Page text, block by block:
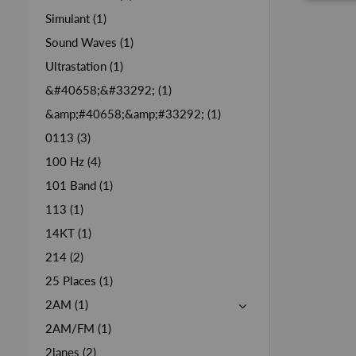
Simulant (1)
Sound Waves (1)
Ultrastation (1)
&#40658;&#33292; (1)
&amp;#40658;&amp;#33292; (1)
0113 (3)
100 Hz (4)
101 Band (1)
113 (1)
14KT (1)
214 (2)
25 Places (1)
2AM (1)
2AM/FM (1)
2lanes (2)